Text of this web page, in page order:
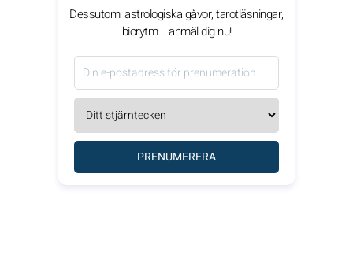
Dessutom: astrologiska gåvor, tarotläsningar,
biorytm... anmäl dig nu!
PRENUMERERA